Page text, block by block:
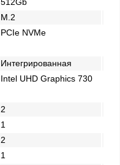
M.2
PCIe NVMe
Интегрированная
Intel UHD Graphics 730
2
1
2
1